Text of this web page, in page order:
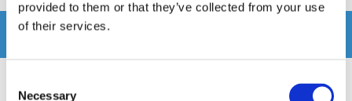
provided to them or that they’ve collected from your use
of their services.
Necessary
Relaterade produkter